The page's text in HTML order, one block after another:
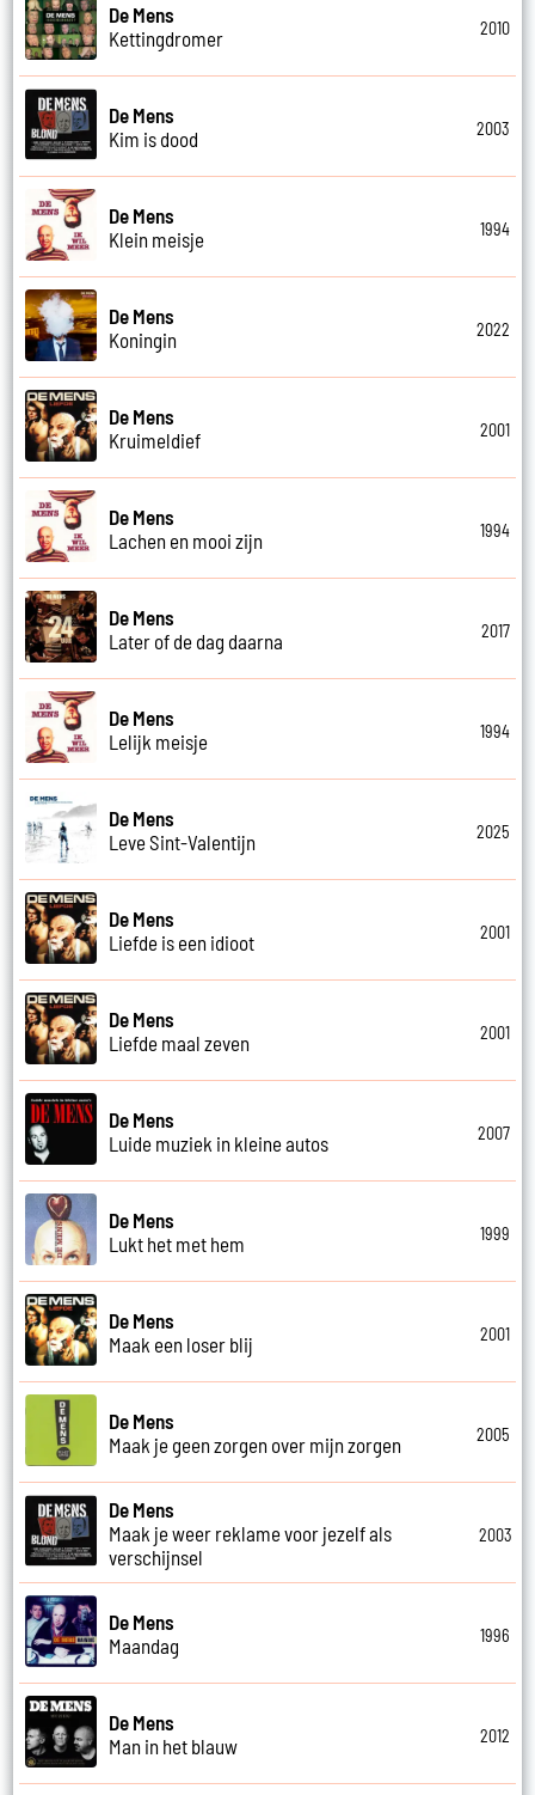
De Mens
Kettingdromer
2010
De Mens
Kim is dood
2003
De Mens
Klein meisje
1994
De Mens
Koningin
2022
De Mens
Kruimeldief
2001
De Mens
Lachen en mooi zijn
1994
De Mens
Later of de dag daarna
2017
De Mens
Lelijk meisje
1994
De Mens
Leve Sint-Valentijn
2025
De Mens
Liefde is een idioot
2001
De Mens
Liefde maal zeven
2001
De Mens
Luide muziek in kleine autos
2007
De Mens
Lukt het met hem
1999
De Mens
Maak een loser blij
2001
De Mens
Maak je geen zorgen over mijn zorgen
2005
De Mens
Maak je weer reklame voor jezelf als
verschijnsel
2003
De Mens
Maandag
1996
De Mens
Man in het blauw
2012